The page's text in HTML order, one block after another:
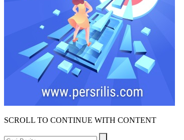
SCROLL TO CONTINUE WITH CONTENT